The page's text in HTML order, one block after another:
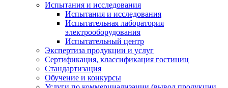
Испытания и исследования
Испытания и исследования
Испытательная лаборатория
электрооборудования
Испытательный центр
Экспертиза продукции и услуг
Сертификация, классификация гостиниц
Стандартизация
Обучение и конкурсы